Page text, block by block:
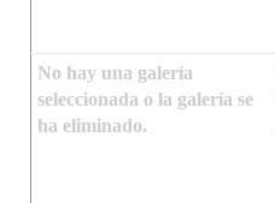
No hay una galería
seleccionada o la galería se
ha eliminado.